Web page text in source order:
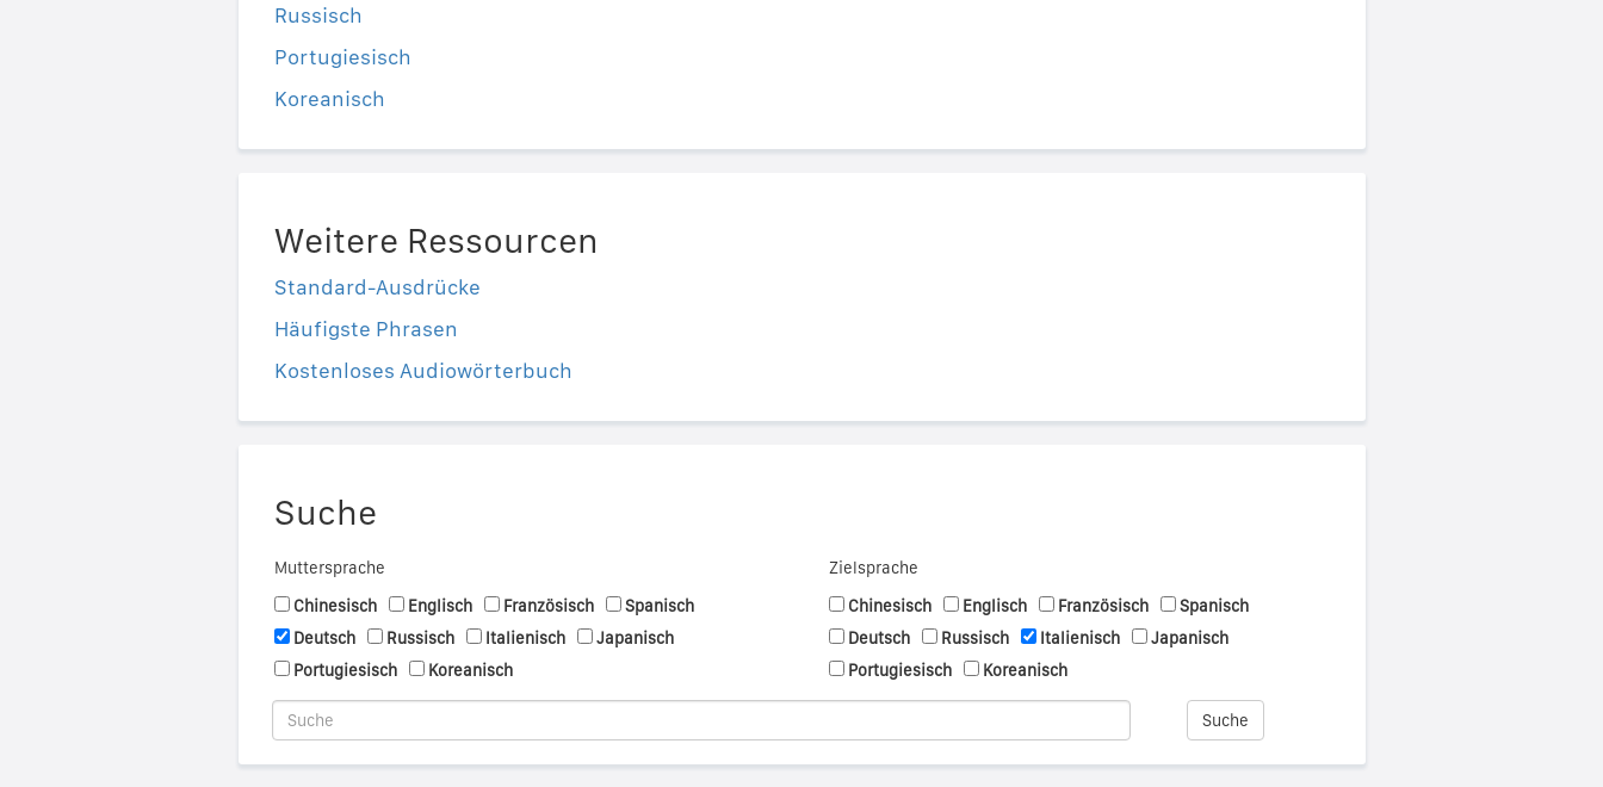
Russisch
Portugiesisch
Koreanisch
Weitere Ressourcen
Standard-Ausdrücke
Häufigste Phrasen
Kostenloses Audiowörterbuch
Suche
Muttersprache
Chinesisch
Englisch Französisch
Spanisch
Deutsch
Russisch Italienisch
Japanisch
Portugiesisch
Koreanisch
Zielsprache
Chinesisch
Englisch Französisch
Spanisch
Deutsch
Russisch Italienisch
Japanisch
Portugiesisch
Koreanisch
Suche